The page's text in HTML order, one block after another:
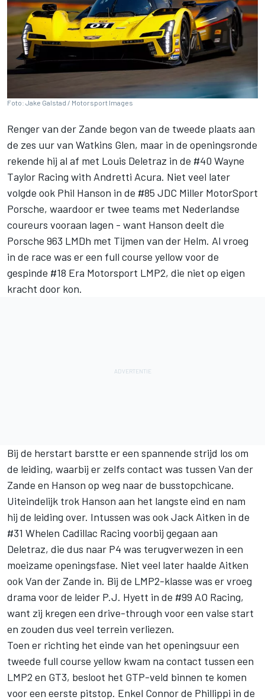
Foto: Jake Galstad / Motorsport Images
Renger van der Zande begon van de tweede plaats aan
de zes uur van Watkins Glen, maar in de openingsronde
rekende hij al af met Louis Deletraz in de #40 Wayne
Taylor Racing with Andretti Acura. Niet veel later
volgde ook Phil Hanson in de #85 JDC Miller MotorSport
Porsche, waardoor er twee teams met Nederlandse
coureurs vooraan lagen - want Hanson deelt die
Porsche 963 LMDh met Tijmen van der Helm. Al vroeg
in de race was er een full course yellow voor de
gespinde #18 Era Motorsport LMP2, die niet op eigen
kracht door kon.
Bij de herstart barstte er een spannende strijd los om
de leiding, waarbij er zelfs contact was tussen Van der
Zande en Hanson op weg naar de busstopchicane.
Uiteindelijk trok Hanson aan het langste eind en nam
hij de leiding over. Intussen was ookJack Aitken in de
#31 Whelen Cadillac Racing voorbij gegaan aan
Deletraz, die dus naar P4 was terugverwezen in een
moeizame openingsfase. Niet veel later haalde Aitken
ook Van der Zande in. Bij de LMP2-klasse was er vroeg
drama voor de leider P.J. Hyett in de #99 AO Racing,
want zij kregen een drive-through voor een valse start
en zouden dus veel terrein verliezen.
Toen er richting het einde van het openingsuur een
tweede full course yellow kwam na contact tussen een
LMP2 en GT3, besloot het GTP-veld binnen te komen
voor een eerste pitstop. Enkel Connor de Phillippi in de